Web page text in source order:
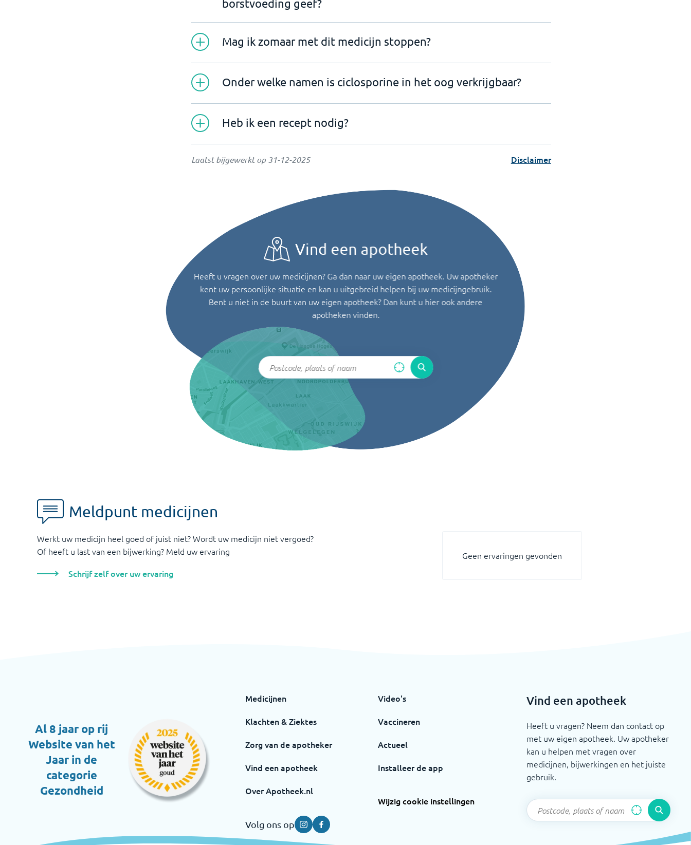
borstvoeding geef?
Mag ik zomaar met dit medicijn stoppen?
Onder welke namen is ciclosporine in het oog verkrijgbaar?
Heb ik een recept nodig?
Laatst bijgewerkt op 31-12-2025 Disclaimer
Vind een apotheek
Heeft u vragen over uw medicijnen? Ga dan naar uw eigen apotheek. Uw apotheker
kent uw persoonlijke situatie en kan u uitgebreid helpen bij uw medicijngebruik.
Bent u niet in de buurt van uw eigen apotheek? Dan kunt u hier ook andere
apotheken vinden.
Meldpunt medicijnen
Werkt uw medicijn heel goed of juist niet? Wordt uw medicijn niet vergoed?
Of heeft u last van een bijwerking? Meld uw ervaring
Schrijf zelf over uw ervaring
Geen ervaringen gevonden
Al 8 jaar op rij
Website van het
Jaar in de
categorie
Gezondheid
Medicijnen
Klachten & Ziektes
Zorg van de apotheker
Vind een apotheek
Over Apotheek.nl
Video's
Vaccineren
Actueel
Installeer de app
Wijzig cookie instellingen
Volg ons op InstagramFacebook
Vind een apotheek
Heeft u vragen? Neem dan contact op
met uw eigen apotheek. Uw apotheker
kan u helpen met vragen over
medicijnen, bijwerkingen en het juiste
gebruik.